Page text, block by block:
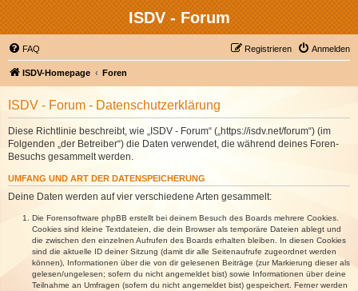
ISDV - Forum
FAQ Anmelden
Registrieren
ISDV-Homepage Foren
ISDV - Forum - Datenschutzerklärung
Diese Richtlinie beschreibt, wie „ISDV - Forum“ („https://isdv.net/forum“) (im
Folgenden „der Betreiber“) die Daten verwendet, die während deines Foren-
Besuchs gesammelt werden.
UMFANG UND ART DER DATENSPEICHERUNG
Deine Daten werden auf vier verschiedene Arten gesammelt:
Die Forensoftware phpBB erstellt bei deinem Besuch des Boards mehrere Cookies.
Cookies sind kleine Textdateien, die dein Browser als temporäre Dateien ablegt und
die zwischen den einzelnen Aufrufen des Boards erhalten bleiben. In diesen Cookies
sind die aktuelle ID deiner Sitzung (damit dir alle Seitenaufrufe zugeordnet werden
können), Informationen über die von dir gelesenen Beiträge (zur Markierung dieser als
gelesen/ungelesen; sofern du nicht angemeldet bist) sowie Informationen über deine
Teilnahme an Umfragen (sofern du nicht angemeldet bist) gespeichert. Ferner werden